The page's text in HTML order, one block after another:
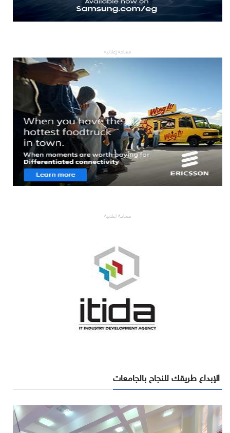
مساحة إعلانية
مساحة إعلانية
الإبداع طريقك للنجاح بالجامعات